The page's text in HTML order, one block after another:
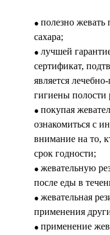
полезно жевать
сахара;
лучшей
сертификат,
является
гигиены полости
покупая
ознакомиться с
внимание на то,
срок годности;
жевательную
после еды в
жевательная
применения
применение